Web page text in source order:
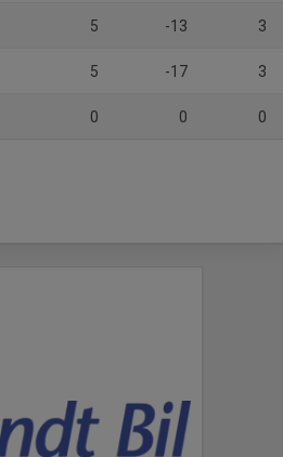
5 -13 3
5 -17 3
0 0 0